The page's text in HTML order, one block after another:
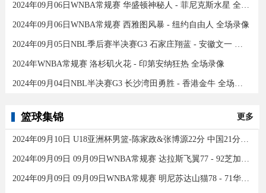
2024年09月06日WNBA常规赛 华盛顿神秘人 - 菲尼克斯水星 全场录像
2024年09月06日WNBA常规赛 西雅图风暴 - 纽约自由人 全场录像
2024年09月05日NBL季后赛半决赛G3 石家庄翔蓝 - 安徽文一 全场录像
2024年WNBA常规赛 洛杉矶火花 - 印第安纳狂热 全场录像
2024年09月04日NBL半决赛G3 长沙湾田勇胜 - 香港金牛 全场录像
篮球集锦 更多
2024年09月10日 U18亚洲杯男篮-陈家政&张博源22分 中国21分大胜约旦夺季军！
2024年09月09日 09月09日WNBA常规赛 达拉斯飞翼77 - 92芝加哥天空 全场集锦
2024年09月09日 09月09日WNBA常规赛 明尼苏达山猫78 - 71华盛顿神秘人 全场集锦